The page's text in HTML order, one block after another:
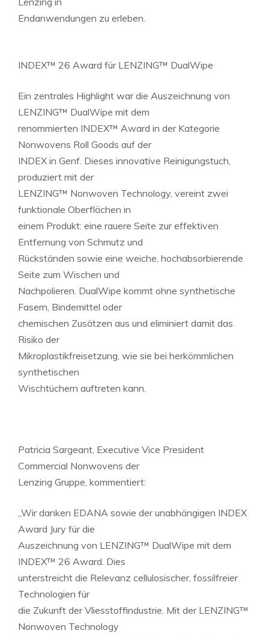
Endanwendungen zu erleben.
INDEX™ 26 Award für LENZING™ DualWipe
Ein zentrales Highlight war die Auszeichnung von
LENZING™ DualWipe mit dem
renommierten INDEX™ Award in der Kategorie
Nonwovens Roll Goods auf der
INDEX in Genf. Dieses innovative Reinigungstuch,
produziert mit der
LENZING™ Nonwoven Technology, vereint zwei
funktionale Oberflächen in
einem Produkt: eine rauere Seite zur effektiven
Entfernung von Schmutz und
Rückständen sowie eine weiche, hochabsorbierende
Seite zum Wischen und
Nachpolieren. DualWipe kommt ohne synthetische
Fasern, Bindemittel oder
chemischen Zusätzen aus und eliminiert damit das
Risiko der
Mikroplastikfreisetzung, wie sie bei herkömmlichen
synthetischen
Wischtüchern auftreten kann.
Patricia Sargeant, Executive Vice President
Commercial Nonwovens der
Lenzing Gruppe, kommentiert:
„Wir danken EDANA sowie der unabhängigen INDEX
Award Jury für die
Auszeichnung von LENZING™ DualWipe mit dem
INDEX™ 26 Award. Dies
unterstreicht die Relevanz cellulosischer, fossilfreier
Technologien für
die Zukunft der Vliesstoffindustrie. Mit der LENZING™
Nonwoven Technology